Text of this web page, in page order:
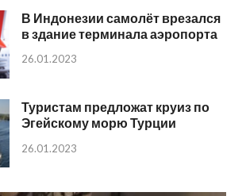
В Индонезии самолёт врезался
в здание терминала аэропорта
26.01.2023
Туристам предложат круиз по
Эгейскому морю Турции
26.01.2023